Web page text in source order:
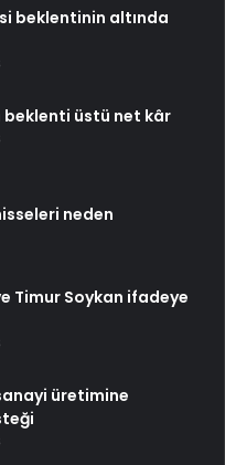
beklentinin altında
beklenti üstü net kâr
neden
Timur Soykan ifadeye
üretimine